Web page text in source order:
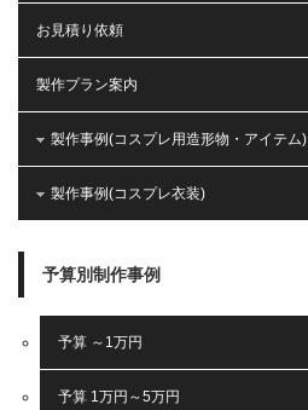
お見積り依頼
製作プラン案内
製作事例(コスプレ用造形物・アイテム)
製作事例(コスプレ衣装)
予算別制作事例
予算 ～1万円
予算 1万円～5万円